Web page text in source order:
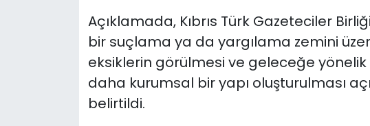
Açıklamada, Kıbrıs Türk Gazeteciler
bir suçlama ya da yargılama zemini
eksiklerin görülmesi ve geleceğe
daha kurumsal bir yapı oluşturulması
belirtildi.